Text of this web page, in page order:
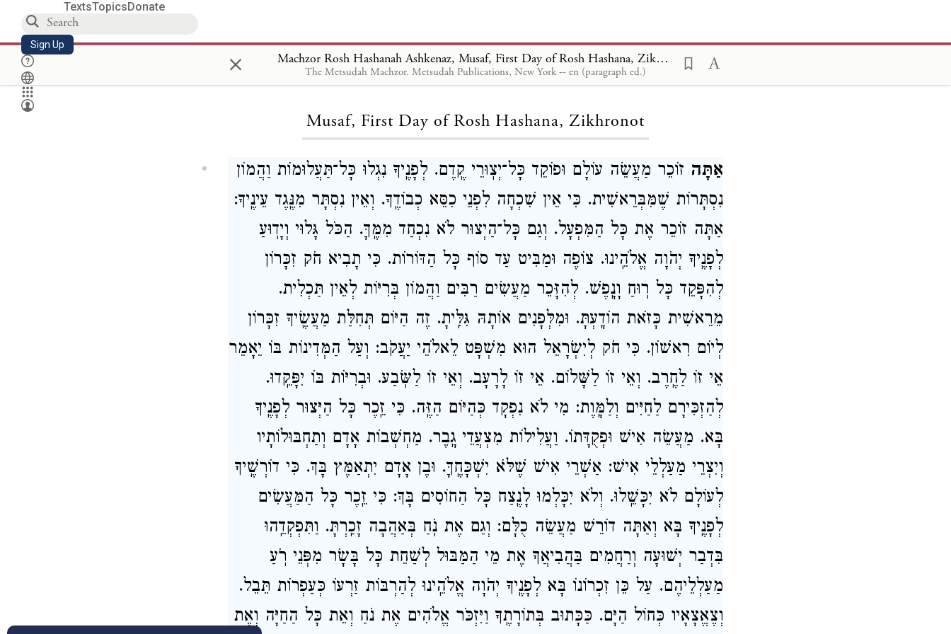
TextsTopicsDonate
Sign Up × Machzor Rosh Hashanah Ashkenaz, Musaf, First Day of Rosh Hashana, Zikhronot 1
The Metsudah Machzor. Metsudah Publications, New York -- en (paragraph ed.)
Loading...
Musaf, First Day of Rosh Hashana, Zikhronot
אַתָּה זוֹכֵר מַעֲשֵׂה עוֹלָם וּפוֹקֵד כָּל־יְצֽוּרֵי קֶֽדֶם. לְפָנֶֽיךָ נִגְלוּ כָּל־תַּעֲלוּמוֹת וַהֲמוֹן
נִסְתָּרוֹת שֶׁמִּבְּרֵאשִׁית. כִּי אֵין שִׁכְחָה לִפְנֵי כִסֵּא כְבוֹדֶֽךָ. וְאֵין נִסְתָּר מִנֶּֽגֶד עֵינֶֽיךָ:
אַתָּה זוֹכֵר אֶת כָּל הַמִּפְעָל. וְגַם כָּל־הַיְצוּר לֹא נִכְחַד מִמֶּֽךָּ. הַכֹּל גָּלוּי וְיָדֽוּעַ
לְפָנֶֽיךָ יְהֹוָה אֱלֹהֵֽינוּ. צוֹפֶה וּמַבִּיט עַד סוֹף כָּל הַדּוֹרוֹת. כִּי תָבִיא חֹק זִכָּרוֹן
לְהִפָּקֵד כָּל רֽוּחַ וָנָֽפֶשׁ. לְהִזָּכֵר מַעֲשִׂים רַבִּים וַהֲמוֹן בְּרִיּוֹת לְאֵין תַּכְלִית.
מֵרֵאשִׁית כָּזֹאת הוֹדָֽעְתָּ. וּמִלְּפָנִים אוֹתָהּ גִּלִּֽיתָ. זֶה הַיּוֹם תְּחִלַּת מַעֲשֶֽׂיךָ זִכָּרוֹן
לְיוֹם רִאשׁוֹן. כִּי חֹק לְיִשְׂרָאֵל הוּא מִשְׁפָּט לֵאלֹהֵי יַעֲקֹב: וְעַל הַמְּדִינוֹת בּוֹ יֵאָמֵר
אֵי זוֹ לַחֶֽרֶב. וְאֵי זוֹ לַשָּׁלוֹם. אֵי זוֹ לָרָעָב. וְאֵי זוֹ לַשּֽׂבַע. וּבְרִיּוֹת בּוֹ יִפָּקֵֽדוּ.
לְהַזְכִּירָם לַחַיִּים וְלַמָּֽוֶת: מִי לֹא נִפְקָד כְּהַיּוֹם הַזֶּֽה. כִּי זֵֽכֶר כָּל הַיְּצוּר לְפָנֶֽיךָ
בָּא. מַעֲשֵׂה אִישׁ וּפְקֻדָּתוֹ. וַעֲלִילוֹת מִצְעֲדֵי גָֽבֶר. מַחְשְׁבוֹת אָדָם וְתַחְבּוּלוֹתָיו
וְיִצְרֵי מַעַלְלֵי אִישׁ: אַשְׁרֵי אִישׁ שֶׁלֹּא יִשְׁכָּחֶֽךָּ. וּבֶן אָדָם יִתְאַמֶּץ בָּךְ. כִּי דוֹרְשֶֽׁיךָ
לְעוֹלָם לֹא יִכָּשֵֽׁלוּ. וְלֹא יִכָּלְמוּ לָנֶֽצַח כָּל הַחוֹסִים בָּךְ: כִּי זֵֽכֶר כָּל הַמַּעֲשִׂים
לְפָנֶֽיךָ בָּא וְאַתָּה דוֹרֵשׁ מַעֲשֵׂה כֻלָּם: וְגַם אֶת נֹֽחַ בְּאַהֲבָה זָכַֽרְתָּ. וַתִּפְקְדֵֽהוּ
בִּדְבַר יְשׁוּעָה וְרַחֲמִים בַּהֲבִיאֲךָ אֶת מֵי הַמַּבּוּל לְשַׁחֵת כָּל בָּשָׂר מִפְּנֵי רֹֽעַ
מַעַלְלֵיהֶם. עַל כֵּן זִכְרוֹנוֹ בָּא לְפָנֶֽיךָ יְהֹוָה אֱלֹהֵֽינוּ לְהַרְבּוֹת זַרְעוֹ כְּעַפְרוֹת תֵּבֵל.
וְצֶאֱצָאָיו כְּחוֹל הַיָּם. כַּכָּתוּב בְּתוֹרָתֶֽךָ וַיִּזְכֹּר אֱלֹהִים אֶת נֹחַ וְאֵת כָּל הַחַיָּה וְאֶת